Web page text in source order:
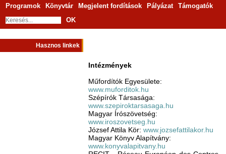
Programok
Könyvtár Megjelent fordítások Pályázat
Támogatók
OK
Hasznos linkek
Intézmények
Műfordítók Egyesülete:
www.muforditok.hu
Szépírók Társasága:
www.szepiroktarsasaga.hu
Magyar Írószövetség:
www.iroszovetseg.hu
József Attila Kör: www.jozsefattilakor.hu
Magyar Könyv Alapítvány:
www.konyvalapitvany.hu